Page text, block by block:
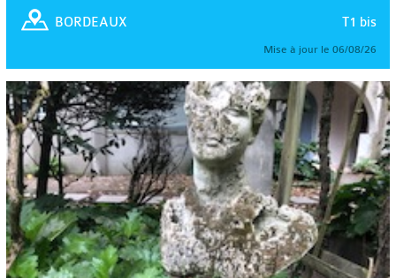
T1 bis
BORDEAUX
Mise à jour le 06/08/26